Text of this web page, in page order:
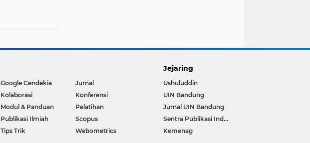
Google Cendekia
Jurnal
Kolaborasi
Konferensi
Modul & Panduan
Pelatihan
Publikasi Ilmiah
Scopus
Tips Trik Webometrics
Jejaring
Ushuluddin
UIN Bandung
Jurnal UIN Bandung
Sentra Publikasi Indonesia
Kemenag